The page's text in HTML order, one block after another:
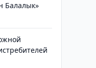
Балалык»